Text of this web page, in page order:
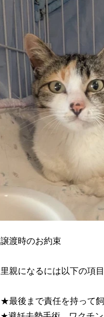
譲渡時のお約束
里親になるには以下の項
★最後まで責任を持って飼